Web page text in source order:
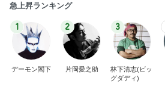
急上昇ランキング
1
デーモン閣下
2
片岡愛之助
3
林下清志(ビッ
グダディ)